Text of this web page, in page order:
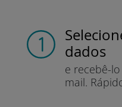
dados
e recebê-
mail.